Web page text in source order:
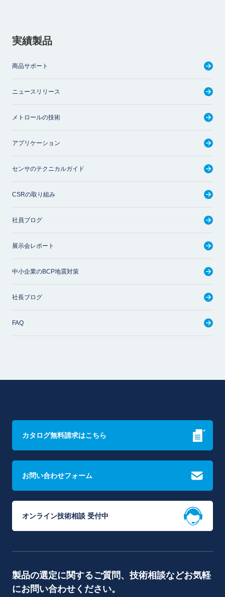
実績製品
商品サポート
ニュースリリース
メトロールの技術
アプリケーション
センサのテクニカルガイド
CSRの取り組み
社員ブログ
展示会レポート
中小企業のBCP地震対策
社長ブログ
FAQ
カタログ無料請求はこちら
お問い合わせフォーム
オンライン技術相談 受付中
製品の選定に関するご質問、技術相談などお気軽
にお問い合わせください。